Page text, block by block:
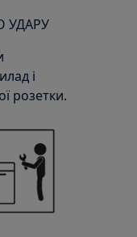
УДАРУ
і
розетки.